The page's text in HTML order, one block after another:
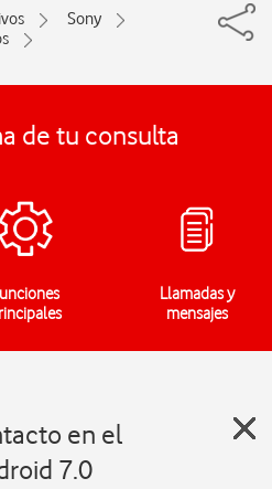
Sony
de tu consulta
Llamadas y
mensajes
en el
7.0